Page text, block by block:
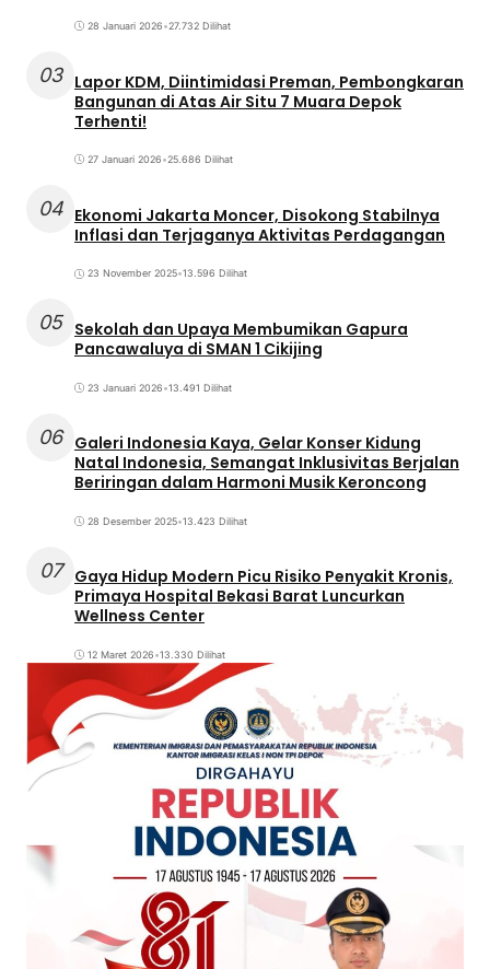
28 Januari 2026•27.732 Dilihat
03 Lapor KDM, Diintimidasi Preman, Pembongkaran
Bangunan di Atas Air Situ 7 Muara Depok
Terhenti!
27 Januari 2026•25.686 Dilihat
04 Ekonomi Jakarta Moncer, Disokong Stabilnya
Inflasi dan Terjaganya Aktivitas Perdagangan
23 November 2025•13.596 Dilihat
05 Sekolah dan Upaya Membumikan Gapura
Pancawaluya di SMAN 1 Cikijing
23 Januari 2026•13.491 Dilihat
06 Galeri Indonesia Kaya, Gelar Konser Kidung
Natal Indonesia, Semangat Inklusivitas Berjalan
Beriringan dalam Harmoni Musik Keroncong
28 Desember 2025•13.423 Dilihat
07
Gaya Hidup Modern Picu Risiko Penyakit Kronis,
Primaya Hospital Bekasi Barat Luncurkan
Wellness Center
12 Maret 2026•13.330 Dilihat